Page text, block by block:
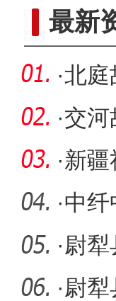
最新
·北庭
·交河
·新
接受
·中纤
四大
·尉犁
·尉